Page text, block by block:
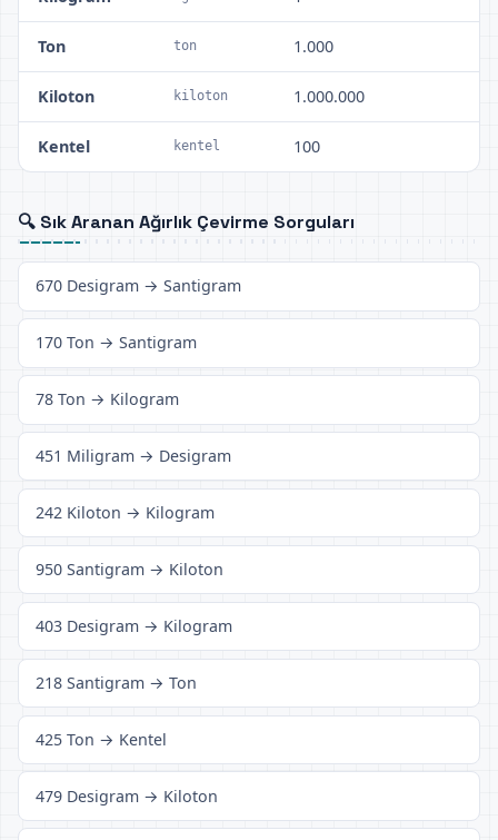
Ton ton 1.000
Kiloton kiloton 1.000.000
Kentel kentel 100
🔍 Sık Aranan Ağırlık Çevirme Sorguları
670 Desigram → Santigram
170 Ton → Santigram
78 Ton → Kilogram
451 Miligram → Desigram
242 Kiloton → Kilogram
950 Santigram → Kiloton
403 Desigram → Kilogram
218 Santigram → Ton
425 Ton → Kentel
479 Desigram → Kiloton